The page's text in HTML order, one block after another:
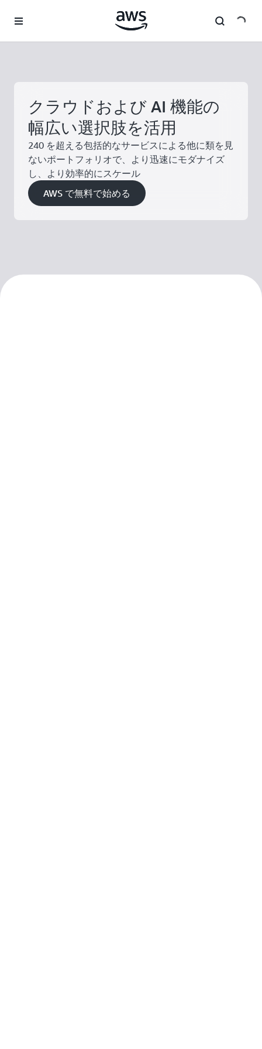
クラウドおよび AI 機能の
幅広い選択肢を活用
240 を超える包括的なサービスによる他に類を見
ないポートフォリオで、より迅速にモダナイズ
し、より効率的にスケール
AWS で無料で始める